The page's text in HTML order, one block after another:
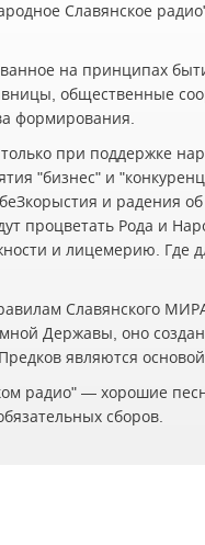
Славянское
на принципах
общественные
формирования.
при поддержке
"бизнес" и
и радения
процветать Рода и
и лицемерию. Где
Славянского
Державы, оно
являются
радио" — хорошие
сборов.